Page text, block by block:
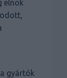
elnök
gyártók